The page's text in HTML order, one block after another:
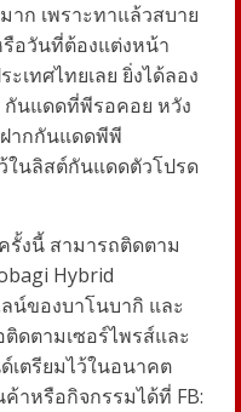
ก เพราะทาแล้วสบาย
อวันที่ต้องแต่งหน้า
เทศไทยเลย ยิ่งได้ลอง
กันแดดที่พีรอคอย หวัง
ากกันแดดพีพี
ในลิสต์กันแดดตัวโปรด
งนี้ สามารถติดตาม
Hybrid
น์ของบาโนบากิ และ
ดตามเซอร์ไพรส์และ
เตรียมไว้ในอนาคต
ค้าหรือกิจกรรมได้ที่ FB: